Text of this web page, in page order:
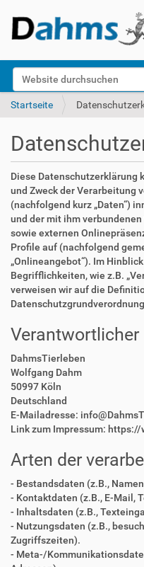
Website durchsuchen
k
Startseite
Diese Datenschutzerklärung
und Zweck der Verarbeitung
(nachfolgend kurz „Daten“)
und der mit ihm
sowie externen
Profile auf (nachfolgend
„Onlineangebot“). Im
Begrifflichkeiten, wie z.B.
verweisen wir auf die
Datenschutzgrundverordnung
Verantwortlicher
DahmsTierleben
Wolfgang Dahm
50997 Köln
Deutschland
E-Mailadresse:
Link zum Impressum:
Arten der
- Bestandsdaten (z.B.,
- Kontaktdaten (z.B., E-Mail,
- Inhaltsdaten (z.B.,
- Nutzungsdaten (z.B.,
Zugriffszeiten).
- Meta-/